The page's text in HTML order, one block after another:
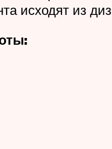
исходят из